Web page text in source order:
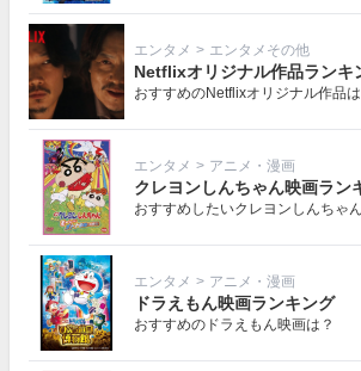
エンタメ > エンタメその他
Netflixオリジナル作品ランキ
おすすめのNetflixオリジナル作品は
エンタメ > アニメ・漫画
クレヨンしんちゃん映画ラン
おすすめしたいクレヨンしんちゃ
エンタメ > アニメ・漫画
ドラえもん映画ランキング
おすすめのドラえもん映画は？